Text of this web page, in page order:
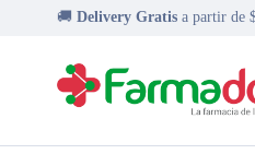
🚚 Delivery Gratis a partir de